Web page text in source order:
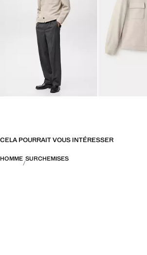
CELA POURRAIT VOUS INTÉRESSER
HOMME SURCHEMISES